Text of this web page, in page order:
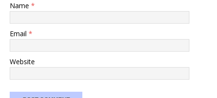
Name *
Email *
Website